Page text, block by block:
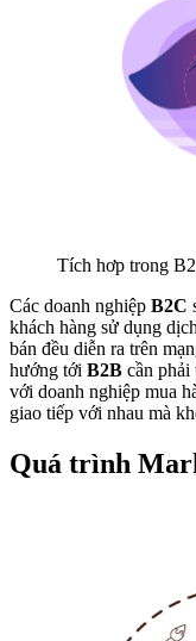
Tích hơp trong
Các doanh nghiệp B2C
khách hàng sử dụng
bán đều diễn ra trên
hướng tới B2B cần phải
với doanh nghiệp mua
giao tiếp với nhau mà
Quá trình